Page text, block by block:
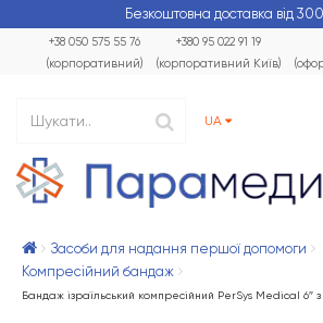
Безкоштовна доставка від
+38 050 575 55 76
(корпоративний)
+380 95 022 91 19
(корпоративний Київ)
UA
Засоби для надання першої допомоги
Компресійний бандаж
Бандаж ізраїльський компресійний PerSys Medical 6″